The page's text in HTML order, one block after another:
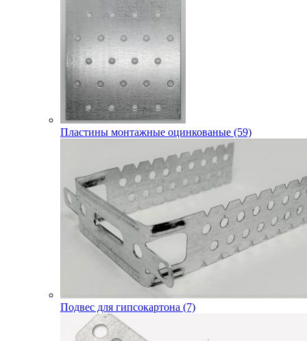
Пластины монтажные оцинкованые (59)
Подвес для гипсокартона (7)